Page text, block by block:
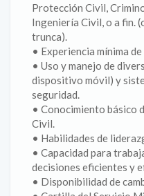
Protección Civil,
Ingeniería Civil, o a fin.
trunca).
• Experiencia mínima
• Uso y manejo de
dispositivo móvil) y
seguridad.
• Conocimiento básico
Civil.
• Habilidades de
• Capacidad para
decisiones eficientes y
• Disponibilidad de